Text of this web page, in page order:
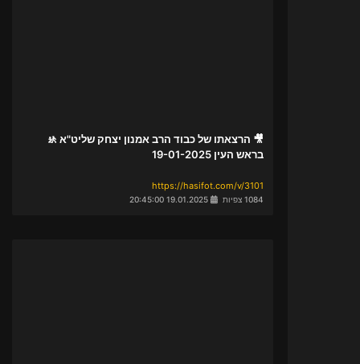
🎥 הרצאתו של כבוד הרב אמנון יצחק שליט"א 🚸
בראש העין 19-01-2025
https://hasifot.com/v/3101
1084 צפיות